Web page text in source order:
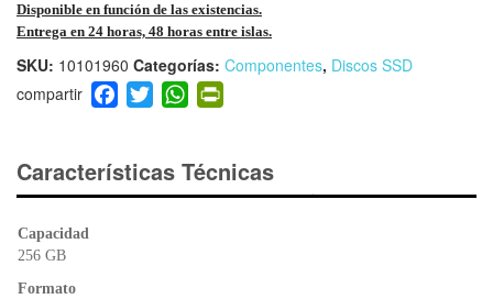
Disponible en función de las existencias.
Entrega en 24 horas, 48 horas entre islas.
SKU: 10101960 Categorías: Componentes, Discos SSD
F
a
e
b
T
wi
er
W
h
s
A
ri
e
Características Técnicas
Capacidad
256 GB
Formato